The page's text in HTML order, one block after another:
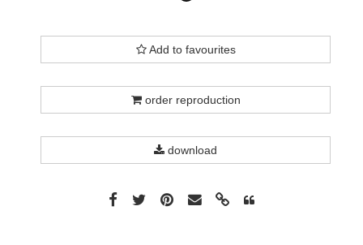
Add to favourites
order reproduction
download